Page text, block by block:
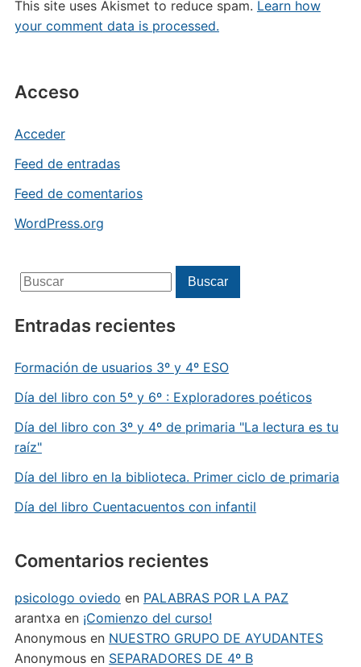
Acceso
Acceder
Feed de entradas
Feed de comentarios
WordPress.org
Buscar: Buscar
Entradas recientes
Formación de usuarios 3º y 4º ESO
Día del libro con 5º y 6º : Exploradores poéticos
Día del libro con 3º y 4º de primaria "La lectura es tu
raíz"
Día del libro en la biblioteca. Primer ciclo de primaria
Día del libro Cuentacuentos con infantil
Comentarios recientes
psicologo oviedo en PALABRAS POR LA PAZ
arantxa en ¡Comienzo del curso!
Anonymousen NUESTRO GRUPO DE AYUDANTES
Anonymousen SEPARADORES DE 4º B
This site uses Akismet to reduce spam. Learn how
your comment data is processed.